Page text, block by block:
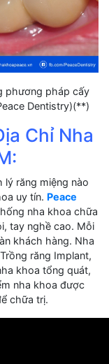
phương pháp cấy
Dentistry)(**)
Chỉ Nha
lý răng miệng nào
uy tín. Peace
nha khoa chữa
tay nghề cao. Mỗi
khách hàng. Nha
răng Implant,
khoa tổng quát,
nha khoa được
chữa trị.